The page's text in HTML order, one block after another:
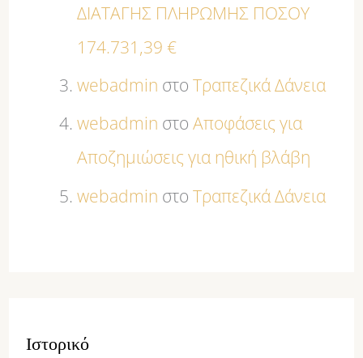
ΔΙΑΤΑΓΗΣ ΠΛΗΡΩΜΗΣ ΠΟΣΟΥ
174.731,39 €
webadmin στοΤραπεζικά Δάνεια
webadmin στοΑποφάσεις για
Αποζημιώσεις για ηθική βλάβη
webadmin στοΤραπεζικά Δάνεια
Ιστορικό